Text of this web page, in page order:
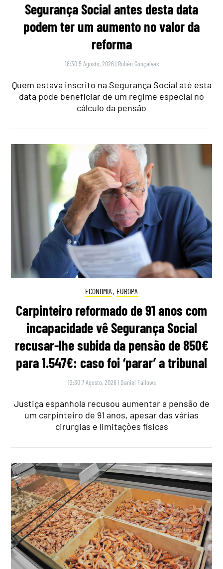
Segurança Social antes desta data
podem ter um aumento no valor da
reforma
18:30 5 Agosto, 2026 | Rubén Gonçalves
Quem estava inscrito na Segurança Social até esta
data pode beneficiar de um regime especial no
cálculo da pensão
ECONOMIA , EUROPA
Carpinteiro reformado de 91 anos com
incapacidade vê Segurança Social
recusar-lhe subida da pensão de 850€
para 1.547€: caso foi ‘parar’ a tribunal
12:30 7 Agosto, 2026 | Daniel Fallows
Justiça espanhola recusou aumentar a pensão de
um carpinteiro de 91 anos, apesar das várias
cirurgias e limitações físicas